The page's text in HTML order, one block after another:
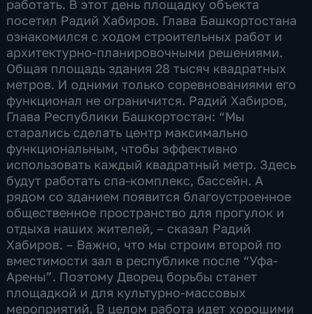
работать. В этот день площадку объекта
посетил Радий Хабиров. Глава Башкортостана
ознакомился с ходом строительных работ и
архитектурно-планировочными решениями.
Общая площадь здания 28 тысяч квадратных
метров. И одними только соревнованиями его
функционал не ограничится. Радий Хабиров,
Глава Республики Башкортостан: “Мы
старались сделать центр максимально
функциональным, чтобы эффективно
использовать каждый квадратный метр. Здесь
будут работать спа-комплекс, бассейн. А
рядом со зданием появится благоустроенное
общественное пространство для прогулок и
отдыха наших жителей, – сказал Радий
Хабиров. – Важно, что мы строим второй по
вместимости зал в республике после “Уфа-
Арены”. Поэтому Дворец борьбы станет
площадкой и для культурно-массовых
мероприятий. В целом работа идет хорошими